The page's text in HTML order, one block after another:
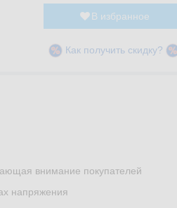
В избранное
Как получить скидку?
внимание покупателей
напряжения